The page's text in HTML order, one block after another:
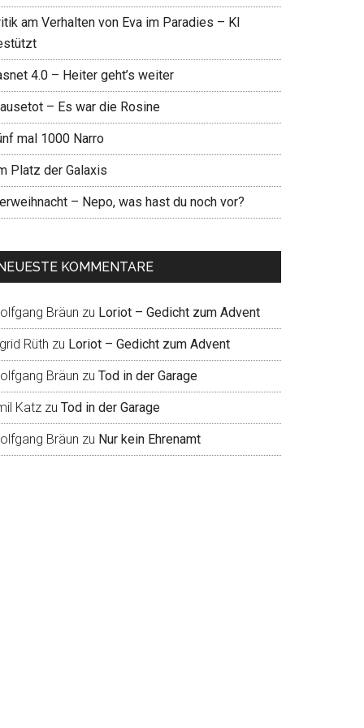
am Verhalten von Eva im Paradies – KI
4.0 – Heiter geht’s weiter
– Es war die Rosine
mal 1000 Narro
Platz der Galaxis
– Nepo, was hast du noch vor?
KOMMENTARE
Bräun zu Loriot – Gedicht zum Advent
Rüth zu Loriot – Gedicht zum Advent
Bräun zu Tod in der Garage
Katz zu Tod in der Garage
Bräun zu Nur kein Ehrenamt